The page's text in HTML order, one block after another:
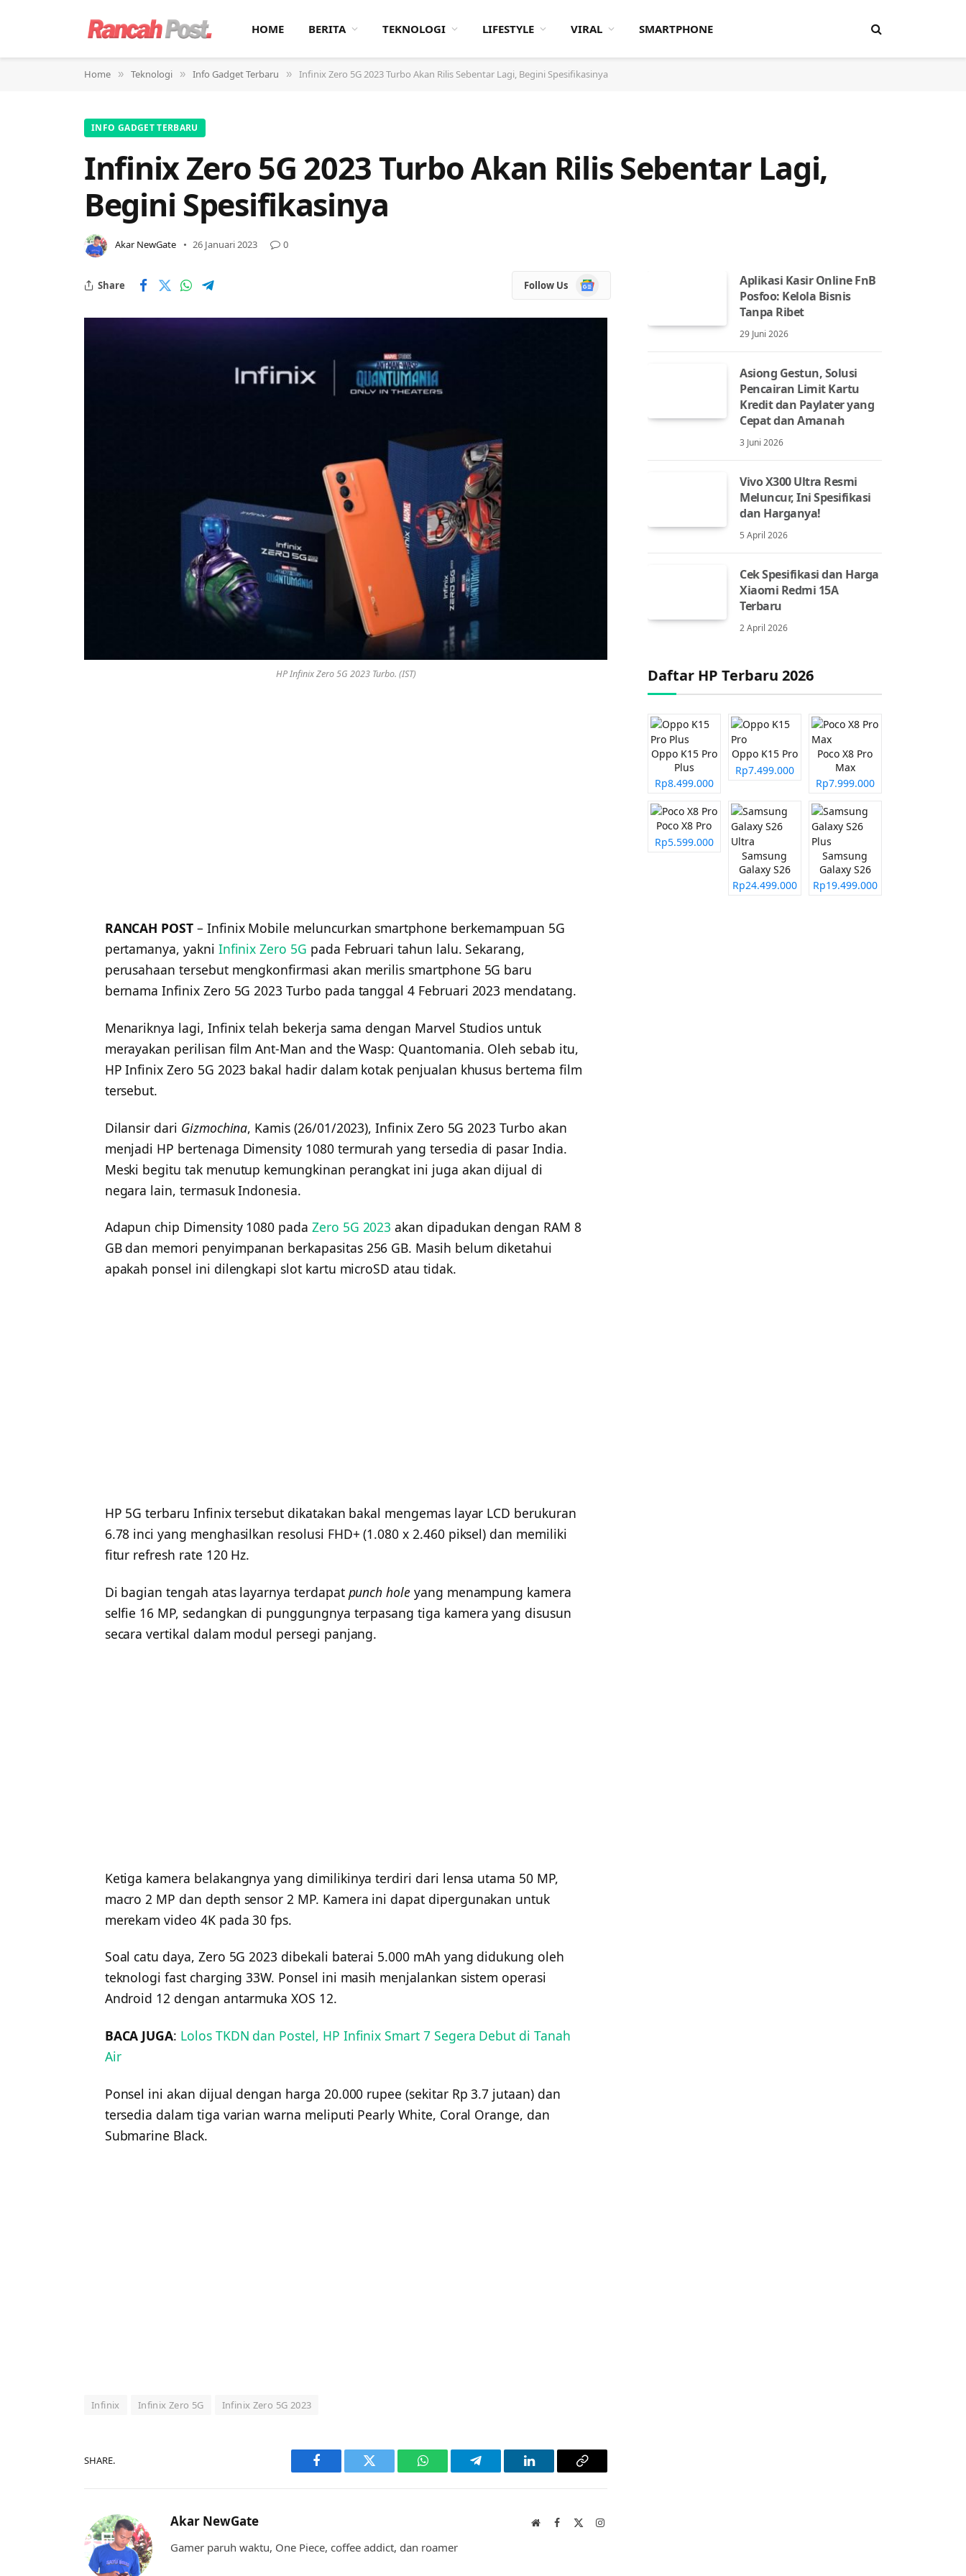
HOME BERITA TEKNOLOGI LIFESTYLE VIRAL SMARTPHONE
Home » Teknologi » Info Gadget Terbaru » Infinix Zero 5G 2023 Turbo Akan Rilis Sebentar Lagi, Begini Spesifikasinya
INFO GADGET TERBARU
Infinix Zero 5G 2023 Turbo Akan Rilis Sebentar Lagi,
Begini Spesifikasinya
Akar NewGate 26 Januari 2023 0
Share Follow Us
Google
News
HP Infinix Zero 5G 2023 Turbo. (IST)
RANCAH POST – Infinix Mobile meluncurkan smartphone berkemampuan 5G
pertamanya, yakni Infinix Zero 5G pada Februari tahun lalu. Sekarang,
perusahaan tersebut mengkonfirmasi akan merilis smartphone 5G baru
bernama Infinix Zero 5G 2023 Turbo pada tanggal 4 Februari 2023 mendatang.
Menariknya lagi, Infinix telah bekerja sama dengan Marvel Studios untuk
merayakan perilisan film Ant-Man and the Wasp: Quantomania. Oleh sebab itu,
HP Infinix Zero 5G 2023 bakal hadir dalam kotak penjualan khusus bertema film
tersebut.
Dilansir dari Gizmochina, Kamis (26/01/2023), Infinix Zero 5G 2023 Turbo akan
menjadi HP bertenaga Dimensity 1080 termurah yang tersedia di pasar India.
Meski begitu tak menutup kemungkinan perangkat ini juga akan dijual di
negara lain, termasuk Indonesia.
Adapun chip Dimensity 1080 pada Zero 5G 2023 akan dipadukan dengan RAM 8
GB dan memori penyimpanan berkapasitas 256 GB. Masih belum diketahui
apakah ponsel ini dilengkapi slot kartu microSD atau tidak.
HP 5G terbaru Infinix tersebut dikatakan bakal mengemas layar LCD berukuran
6.78 inci yang menghasilkan resolusi FHD+ (1.080 x 2.460 piksel) dan memiliki
fitur refresh rate 120 Hz.
Di bagian tengah atas layarnya terdapat punch hole yang menampung kamera
selfie 16 MP, sedangkan di punggungnya terpasang tiga kamera yang disusun
secara vertikal dalam modul persegi panjang.
Ketiga kamera belakangnya yang dimilikinya terdiri dari lensa utama 50 MP,
macro 2 MP dan depth sensor 2 MP. Kamera ini dapat dipergunakan untuk
merekam video 4K pada 30 fps.
Soal catu daya, Zero 5G 2023 dibekali baterai 5.000 mAh yang didukung oleh
teknologi fast charging 33W. Ponsel ini masih menjalankan sistem operasi
Android 12 dengan antarmuka XOS 12.
BACA JUGA: Lolos TKDN dan Postel, HP Infinix Smart 7 Segera Debut di Tanah
Air
Ponsel ini akan dijual dengan harga 20.000 rupee (sekitar Rp 3.7 jutaan) dan
tersedia dalam tiga varian warna meliputi Pearly White, Coral Orange, dan
Submarine Black.
Infinix Infinix Zero 5G Infinix Zero 5G 2023
SHARE.
Facebook Twitter WhatsAppTelegram LinkedIn Copy
Akar NewGate WebsiteFacebook Instagram
Gamer paruh waktu, One Piece, coffee addict, dan roamer
Aplikasi Kasir Online FnB
Posfoo: Kelola Bisnis
Tanpa Ribet
29 Juni 2026
Asiong Gestun, Solusi
Pencairan Limit Kartu
Kredit dan Paylater yang
Cepat dan Amanah
3 Juni 2026
Vivo X300 Ultra Resmi
Meluncur, Ini Spesifikasi
dan Harganya!
5 April 2026
Cek Spesifikasi dan Harga
Xiaomi Redmi 15A
Terbaru
2 April 2026
Daftar HP Terbaru 2026
Oppo K15 Pro
Plus
Rp8.499.000
Oppo K15 Pro
Rp7.499.000
Poco X8 Pro
Max
Rp7.999.000
Poco X8 Pro
Rp5.599.000
Samsung
Galaxy S26
Ultra
Rp24.499.000
Samsung
Galaxy S26
Plus
Rp19.499.000